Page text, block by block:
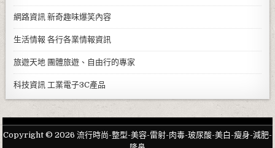
網路資訊 新奇趣味爆笑內容
生活情報 各行各業情報資訊
旅遊天地 團體旅遊、自由行的專家
科技資訊 工業電子3C產品
Copyright © 2026 流行時尚-整型-美容-雷射-肉毒-玻尿酸-美白-瘦身-減肥-